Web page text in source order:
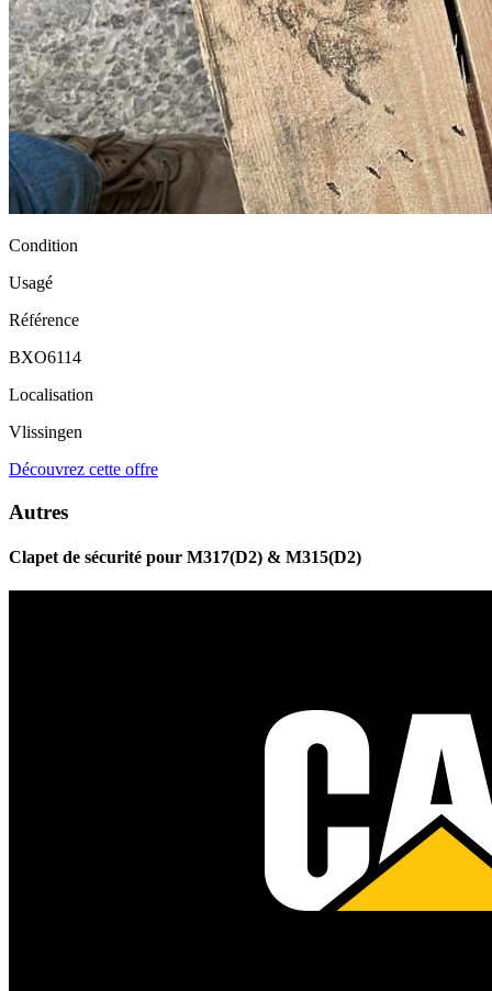
Condition
Usagé
Référence
BXO6114
Localisation
Vlissingen
Découvrez cette offre
Autres
Clapet de sécurité pour M317(D2) & M315(D2)